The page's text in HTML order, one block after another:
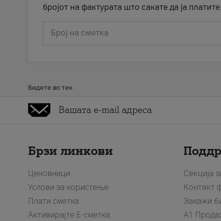
бројот на фактурата што сакате да ја
Број на сметка
Бидете во тек
Брзи линкови
Ценовници
Услови за користење
Плати сметка
Активирајте Е-сметка
Секција
Контакт
Закажи
A1